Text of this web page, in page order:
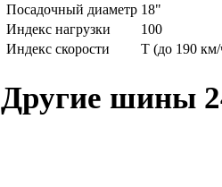
Посадочный диаметр 18"
Индекс нагрузки
100
Индекс скорости
T (до 190
Другие шины